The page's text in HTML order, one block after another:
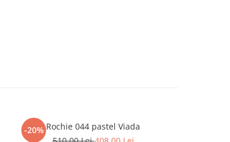
-20% Rochie 044 pastel Viada